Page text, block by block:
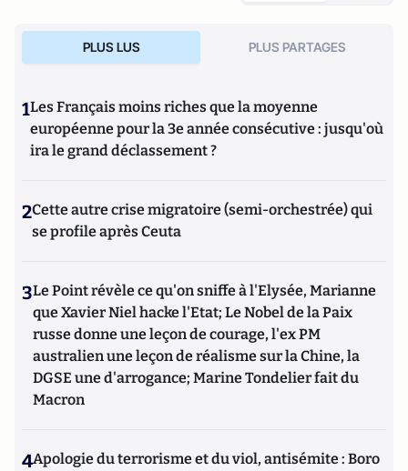
PLUS LUS PLUS PARTAGES
1Les Français moins riches que la moyenne
européenne pour la 3e année consécutive : jusqu'où
ira le grand déclassement ?
2Cette autre crise migratoire (semi-orchestrée) qui
se profile après Ceuta
3Le Point révèle ce qu'on sniffe à l'Elysée, Marianne
que Xavier Niel hacke l'Etat; Le Nobel de la Paix
russe donne une leçon de courage, l'ex PM
australien une leçon de réalisme sur la Chine, la
DGSE une d'arrogance; Marine Tondelier fait du
Macron
4Apologie du terrorisme et du viol, antisémite : Boro